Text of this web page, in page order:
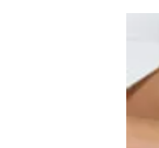
Придорожные кафе